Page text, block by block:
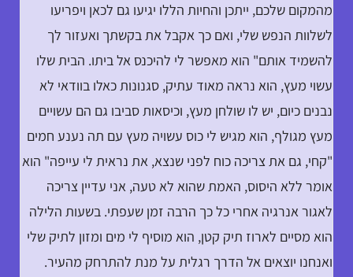
מהמקום שלכם, ייתכן והחיות הללו יגיעו גם לכאן ויפריעו
לשלוות הנפש שלי, ואם כך אקבל את בקשתך ואעזור לך
להשמיד אותם" הוא מאפשר לי להיכנס אל ביתו. הבית שלו
עשוי מעץ, הוא נראה מאוד עתיק, סגנונות כאלו בוודאי לא
נבנים כיום, יש לו שולחן מעץ, וכיסאות סביבו גם הם עשויים
מעץ מגולף, הוא מגיש לי כוס עשויה מעץ עם תה נענע חמים
"קחי, גם את צריכה כוח לפני שנצא, את נראית לי עייפה" הוא
אומר ללא היסוס, האמת שהוא לא טעה, אני עדיין צריכה
לאגור אנרגיה אחרי כל כך הרבה זמן שעפתי. בשעות הלילה
הוא מסיים לארוז תיק קטן, הוא מוסיף לי מים ומזון לתיק שלי
ואנחנו יוצאים אל הדרך רגלית על מנת להתרחק מהעיר.